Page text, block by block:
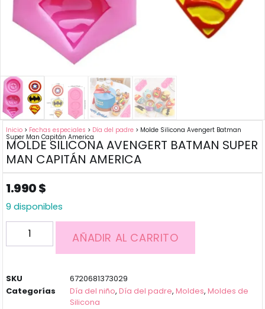
Inicio > Fechas especiales > Día del padre > Molde Silicona Avengert Batman
Super Man Capitán America
MOLDE SILICONA AVENGERT BATMAN SUPER
MAN CAPITÁN AMERICA
1.990$
9 disponibles
AÑADIR AL CARRITO
SKU
6720681373029
Categorías
Día del niño,Día del padre,Moldes,Moldes de
Silicona